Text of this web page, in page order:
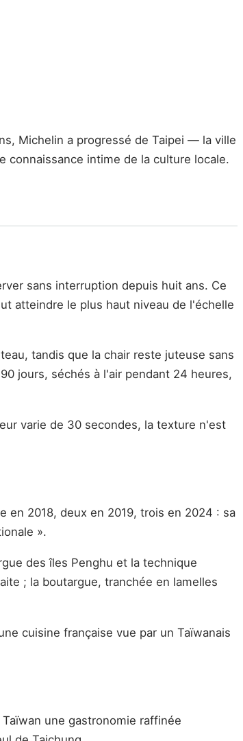
Michelin a progressé de Taipei — la ville
intime de la culture locale.
sans interruption depuis huit ans. Ce
atteindre le plus haut niveau de l'échelle
tandis que la chair reste juteuse sans
jours, séchés à l'air pendant 24 heures,
varie de 30 secondes, la texture n'est
en 2018, deux en 2019, trois en 2024 : sa
».
des îles Penghu et la technique
; la boutargue, tranchée en lamelles
cuisine française vue par un Taïwanais
une gastronomie raffinée